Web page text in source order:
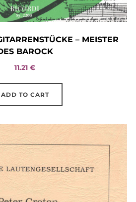
– MEISTER
BAROCK
11.21 €
ADD TO CART